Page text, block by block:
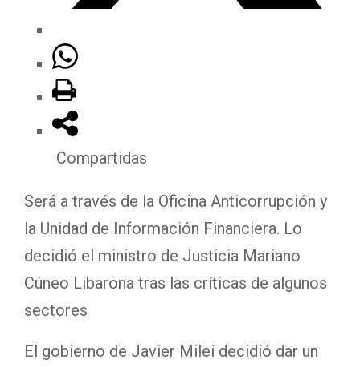
Compartidas
Será a través de la Oficina Anticorrupción y
la Unidad de Información Financiera. Lo
decidió el ministro de Justicia Mariano
Cúneo Libarona tras las críticas de algunos
sectores
El gobierno de Javier Milei decidió dar un